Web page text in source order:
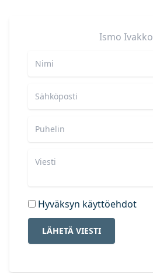
Ismo Ivakko
Hyväksyn käyttöehdot
LÄHETÄ VIESTI